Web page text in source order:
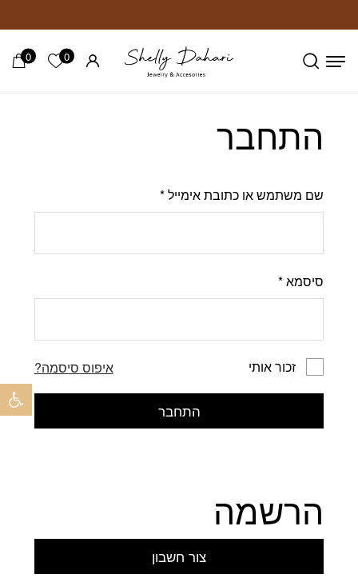
0 הרשימה
0
התחבר
שם משתמש או כתובת אימייל*
סיסמא*
זכור אותי איפוס סיסמה?
התחבר
הרשמה
צור חשבון